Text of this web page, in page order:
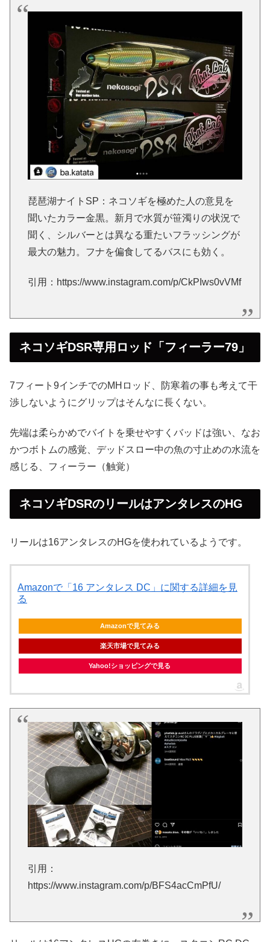
琵琶湖ナイトSP：ネコソギを極めた人の意見を
聞いたカラー金黒。新月で水質が笹濁りの状況で
聞く、シルバーとは異なる重たいフラッシングが
最大の魅力。フナを偏食してるバスにも効く。
引用：https://www.instagram.com/p/CkPIws0vVMf
ネコソギDSR専用ロッド「フィーラー79」
7フィート9インチでのMHロッド、防寒着の事も考えて干
渉しないようにグリップはそんなに長くない。
先端は柔らかめでバイトを乗せやすくバッドは強い、なお
かつボトムの感覚、デッドスロー中の魚の寸止めの水流を
感じる、フィーラー（触覚）
ネコソギDSRのリールはアンタレスのHG
リールは16アンタレスのHGを使われているようです。
Amazonで「16 アンタレス DC」に関する詳細を見
る
Amazonで見てみる
楽天市場で見てみる
Yahoo!ショッピングで見る
引用：
https://www.instagram.com/p/BFS4acCmPfU/